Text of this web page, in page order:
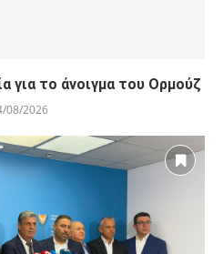
για το άνοιγμα του Ορμούζ
08/2026